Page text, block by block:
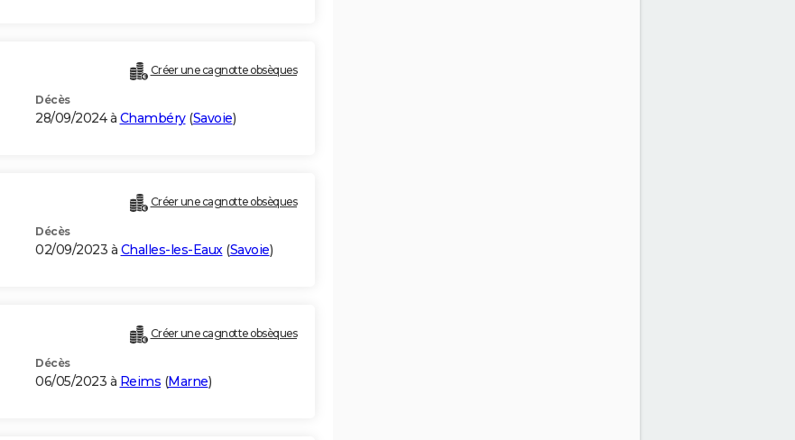
Créer une cagnotte obsèques
Décès
28/09/2024 à Chambéry(Savoie)
Créer une cagnotte obsèques
Décès
02/09/2023 à Challes-les-Eaux(Savoie)
Créer une cagnotte obsèques
Décès
06/05/2023 à Reims (Marne)